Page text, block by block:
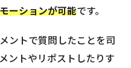
ーションが可能です。
ントで質問したことを司
ントやリポストしたりす